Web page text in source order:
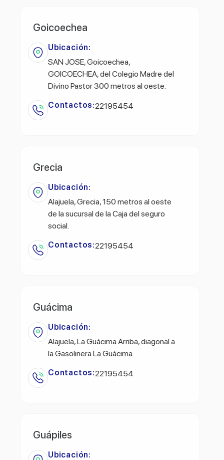
Goicoechea
Ubicación:
SAN JOSE, Goicoechea,
GOICOECHEA, del Colegio Madre del
Divino Pastor 300 metros al oeste.
Contactos:22195454
Grecia
Ubicación:
Alajuela, Grecia, 150 metros al oeste
de la sucursal de la Caja del seguro
social.
Contactos:22195454
Guácima
Ubicación:
Alajuela, La Guácima Arriba, diagonal a
la Gasolinera La Guácima.
Contactos:22195454
Guápiles
Ubicación: